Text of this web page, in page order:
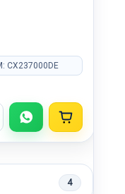
CX237000DE
4